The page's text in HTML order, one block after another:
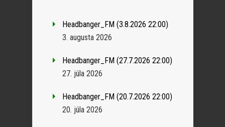
Headbanger_FM (3.8.2026 22:00)
3. augusta 2026
Headbanger_FM (27.7.2026 22:00)
27. júla 2026
Headbanger_FM (20.7.2026 22:00)
20. júla 2026